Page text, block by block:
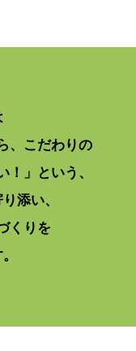
、こだわりの
！」という、
添い、
くりを